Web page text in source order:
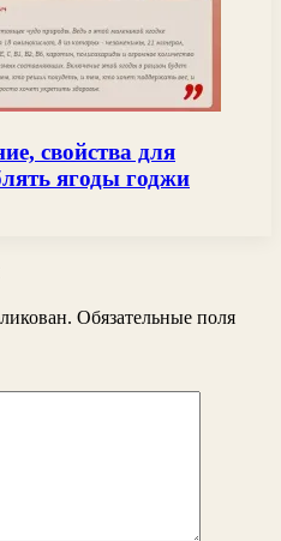
свойства для
ягоды годжи
Обязательные поля